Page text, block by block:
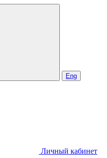
Eng
Личный кабинет